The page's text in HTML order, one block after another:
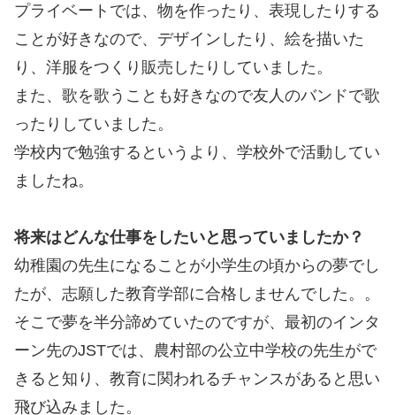
プライベートでは、物を作ったり、表現したりする
ことが好きなので、デザインしたり、絵を描いた
り、洋服をつくり販売したりしていました。
また、歌を歌うことも好きなので友人のバンドで歌
ったりしていました。
学校内で勉強するというより、学校外で活動してい
ましたね。
将来はどんな仕事をしたいと思っていましたか？
幼稚園の先生になることが小学生の頃からの夢でし
たが、志願した教育学部に合格しませんでした。。
そこで夢を半分諦めていたのですが、最初のインタ
ーン先のJSTでは、農村部の公立中学校の先生がで
きると知り、教育に関われるチャンスがあると思い
飛び込みました。